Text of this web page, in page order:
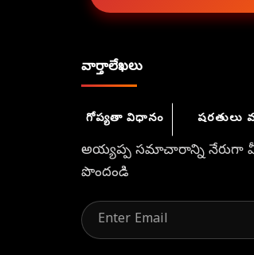
వార్తాలేఖలు
గోప్యతా విధానం షరతులు
అయ్యప్ప సమాచారాన్ని నేరుగా మీ
పొందండి